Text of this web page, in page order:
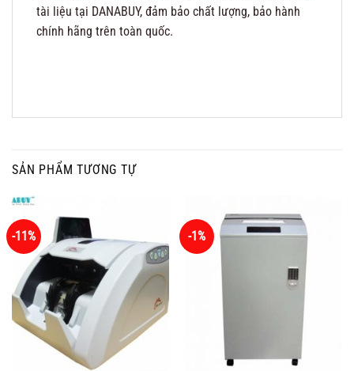
tài liệu tại DANABUY, đảm bảo chất lượng, bảo hành
chính hãng trên toàn quốc.
SẢN PHẨM TƯƠNG TỰ
-11% -1%